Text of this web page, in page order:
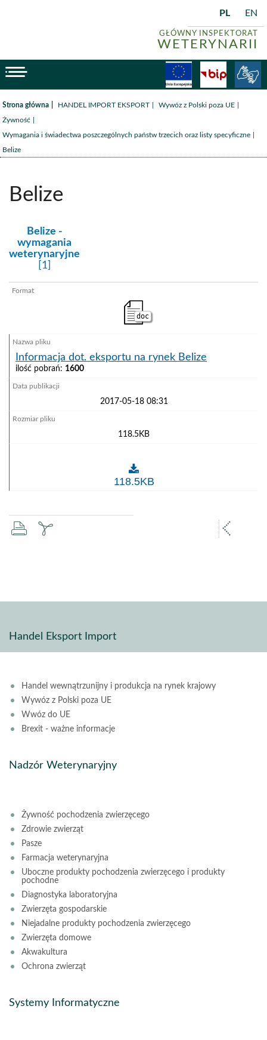
GŁÓWNY INSPEKTORAT
WETERYNARII
PL EN
BiP
Strona główna /HANDEL IMPORT EKSPORT /Wywóz z Polski poza UE
Żywność
Wymagania i świadectwa poszczególnych państw trzecich oraz listy specyficzne
Belize
Belize
kategoria:
Belize -
wymagania
weterynaryjne
[1]
doc
Informacja dot. eksportu na rynek Belize
ilość pobrań: 1600
2017-05-18 08:31
118.5KB
Informacja dot. eksportu na rynek Belize
118.5KB
drukujzapisz
Handel Eksport Import
Handel wewnątrzunijny i produkcja na rynek krajowy
Wywóz z Polski poza UE
Wwóz do UE
Brexit - ważne informacje
Nadzór Weterynaryjny
Żywność pochodzenia zwierzęcego
Zdrowie zwierząt
Pasze
Farmacja weterynaryjna
Uboczne produkty pochodzenia zwierzęcego i produkty
pochodne
Diagnostyka laboratoryjna
Zwierzęta gospodarskie
Niejadalne produkty pochodzenia zwierzęcego
Zwierzęta domowe
Akwakultura
Ochrona zwierząt
Systemy Informatyczne